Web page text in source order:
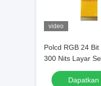
video
Polcd RGB 24
300 Nits Layar
Dapatkan